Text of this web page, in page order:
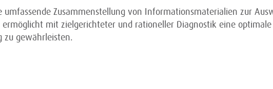
umfassende Zusammenstellung von Informationsmaterialien zur
ermöglicht mit zielgerichteter und rationeller Diagnostik eine optimale
zu gewährleisten.